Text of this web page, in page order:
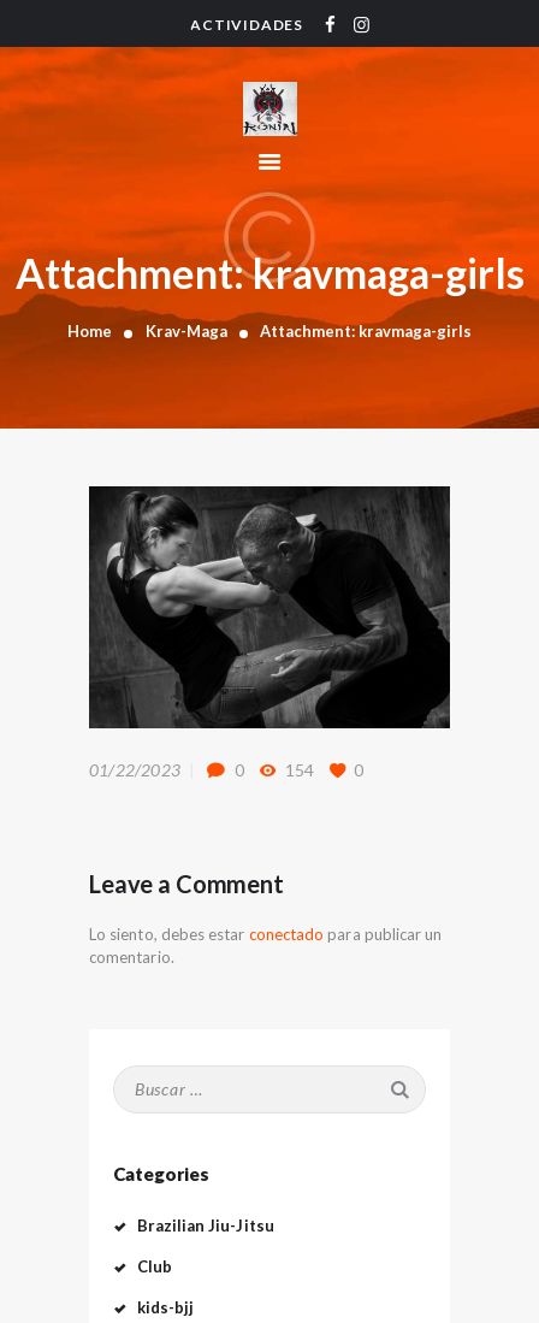
ACTIVIDADES
Attachment: kravmaga-girls
Home Krav-Maga Attachment: kravmaga-girls
HOME
ACTIVIDADES
INSTRUCTORES
CONTACTO
BLOG
01/22/2023 0 154 0
Leave a Comment
Lo siento, debes estar conectado para publicar un
comentario.
Buscar:
Categories
Brazilian Jiu-Jitsu
Club
kids-bjj